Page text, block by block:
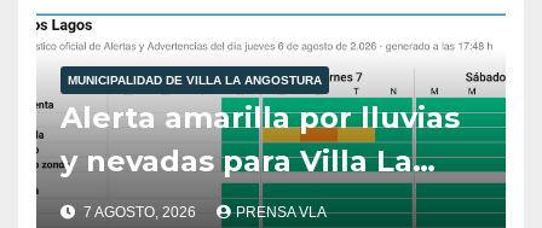
10:00 hs
MUNICIPALIDAD DE VILLA LA ANGOSTURA
Alerta amarilla por lluvias
y nevadas para Villa La
Angostura.
7 AGOSTO, 2026 PRENSA VLA